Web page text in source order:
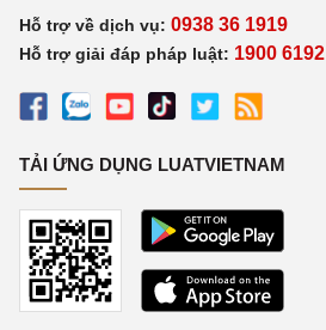
Hỗ trợ về dịch vụ: 0938 36 1919
Hỗ trợ giải đáp pháp luật: 1900 6192
TẢI ỨNG DỤNG LUATVIETNAM